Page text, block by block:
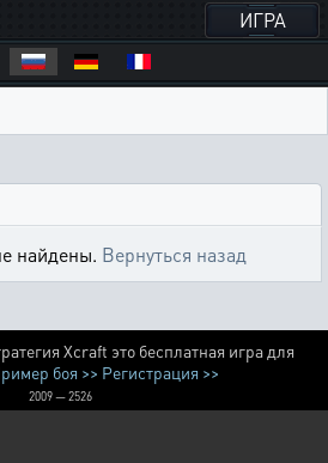
ИГРА
найдены. Вернуться назад
Xcraft это бесплатная игра для
боя >> Регистрация >>
2009 — 2526